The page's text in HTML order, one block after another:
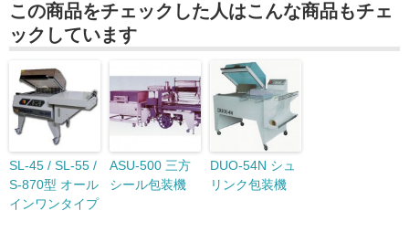
この商品をチェックした人はこんな商品もチェ
ックしています
SL-45 / SL-55 /
S-870型 オール
インワンタイプ
ASU-500 三方
シール包装機
DUO-54N シュ
リンク包装機